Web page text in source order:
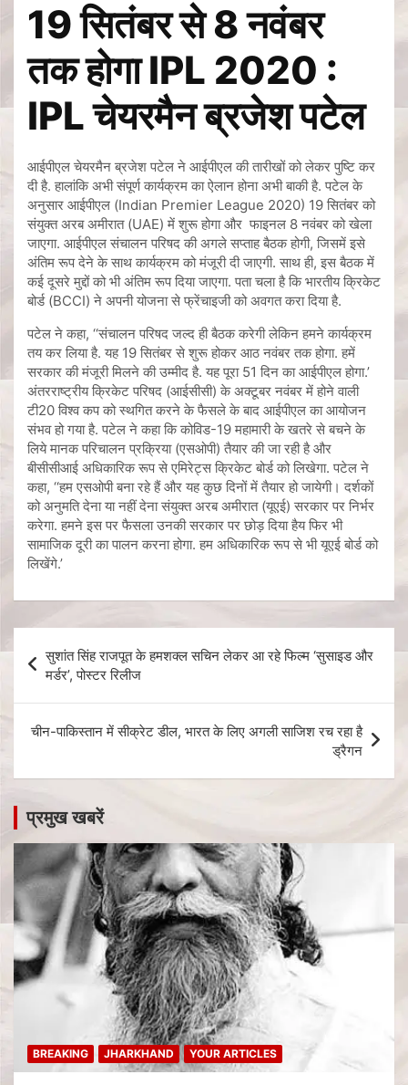
19 सितंबर से 8 नवंबर
तक होगा IPL 2020 :
IPL चेयरमैन ब्रजेश पटेल
आईपीएल चेयरमैन ब्रजेश पटेल ने आईपीएल की तारीखों को लेकर पुष्टि कर
दी है. हालांकि अभी संपूर्ण कार्यक्रम का ऐलान होना अभी बाकी है. पटेल के
अनुसार आईपीएल (Indian Premier League 2020) 19 सितंबर को
संयुक्त अरब अमीरात (UAE) में शुरू होगा और फाइनल 8 नवंबर को खेला
जाएगा. आईपीएल संचालन परिषद की अगले सप्ताह बैठक होगी, जिसमें इसे
अंतिम रूप देने के साथ कार्यक्रम को मंजूरी दी जाएगी. साथ ही, इस बैठक में
कई दूसरे मुद्दों को भी अंतिम रूप दिया जाएगा. पता चला है कि भारतीय क्रिकेट
बोर्ड (BCCI) ने अपनी योजना से फ्रेंचाइजी को अवगत करा दिया है.
पटेल ने कहा, ‘‘संचालन परिषद जल्द ही बैठक करेगी लेकिन हमने कार्यक्रम
तय कर लिया है. यह 19 सितंबर से शुरू होकर आठ नवंबर तक होगा. हमें
सरकार की मंजूरी मिलने की उम्मीद है. यह पूरा 51 दिन का आईपीएल होगा.’
अंतरराष्ट्रीय क्रिकेट परिषद (आईसीसी) के अक्टूबर नवंबर में होने वाली
टी20 विश्व कप को स्थगित करने के फैसले के बाद आईपीएल का आयोजन
संभव हो गया है. पटेल ने कहा कि कोविड-19 महामारी के खतरे से बचने के
लिये मानक परिचालन प्रक्रिया (एसओपी) तैयार की जा रही है और
बीसीसीआई अधिकारिक रूप से एमिरेट्स क्रिकेट बोर्ड को लिखेगा. पटेल ने
कहा, ‘‘हम एसओपी बना रहे हैं और यह कुछ दिनों में तैयार हो जायेगी। दर्शकों
को अनुमति देना या नहीं देना संयुक्त अरब अमीरात (यूएई) सरकार पर निर्भर
करेगा. हमने इस पर फैसला उनकी सरकार पर छोड़ दिया हैय फिर भी
सामाजिक दूरी का पालन करना होगा. हम अधिकारिक रूप से भी यूएई बोर्ड को
लिखेंगे.’
सुशांत सिंह राजपूत के हमशक्ल सचिन लेकर आ रहे फिल्म ‘सुसाइड और
मर्डर’, पोस्टर रिलीज
चीन-पाकिस्तान में सीक्रेट डील, भारत के लिए अगली साजिश रच रहा है
ड्रैगन
प्रमुख खबरें
BREAKING JHARKHAND YOUR ARTICLES